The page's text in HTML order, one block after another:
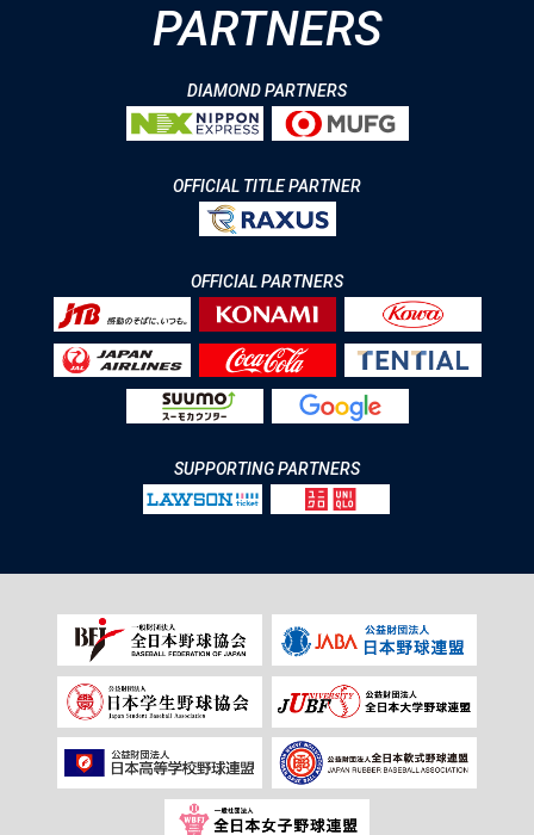
PARTNERS
DIAMOND PARTNERS
OFFICIAL TITLE PARTNER
OFFICIAL PARTNERS
SUPPORTING PARTNERS